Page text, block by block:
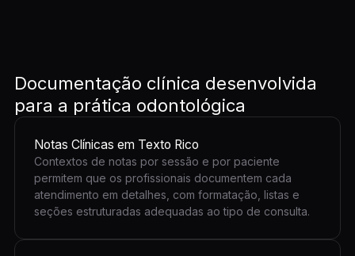
Documentação clínica desenvolvida
para a prática odontológica
Notas Clínicas em Texto Rico
Contextos de notas por sessão e por paciente
permitem que os profissionais documentem cada
atendimento em detalhes, com formatação, listas e
seções estruturadas adequadas ao tipo de consulta.